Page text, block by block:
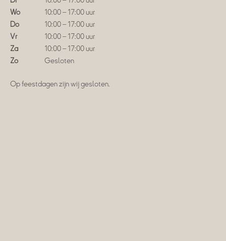
Wo
10:00 – 17:00 uur
Do
10:00 – 17:00 uur
Vr
10:00 – 17:00 uur
Za
10:00 – 17:00 uur
Zo
Gesloten
Op feestdagen zijn wij gesloten.